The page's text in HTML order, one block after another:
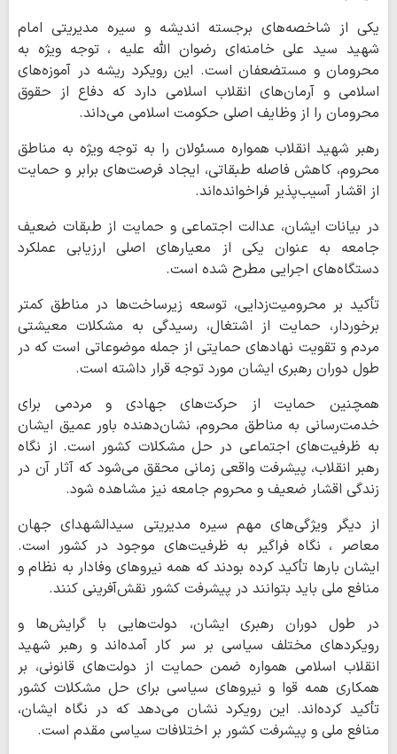
یکی از شاخصه‌های برجسته اندیشه و سیره مدیریتی امام
شهید سید علی خامنه‌ای رضوان الله علیه ، توجه ویژه به
محرومان و مستضعفان است. این رویکرد ریشه در آموزه‌های
اسلامی و آرمان‌های انقلاب اسلامی دارد که دفاع از حقوق
محرومان را از وظایف اصلی حکومت اسلامی می‌داند.
رهبر شهید انقلاب همواره مسئولان را به توجه ویژه به مناطق
محروم، کاهش فاصله طبقاتی، ایجاد فرصت‌های برابر و حمایت
از اقشار آسیب‌پذیر فراخوانده‌اند.
در بیانات ایشان، عدالت اجتماعی و حمایت از طبقات ضعیف
جامعه به عنوان یکی از معیارهای اصلی ارزیابی عملکرد
دستگاه‌های اجرایی مطرح شده است.
تأکید بر محرومیت‌زدایی، توسعه زیرساخت‌ها در مناطق کمتر
برخوردار، حمایت از اشتغال، رسیدگی به مشکلات معیشتی
مردم و تقویت نهادهای حمایتی از جمله موضوعاتی است که در
طول دوران رهبری ایشان مورد توجه قرار داشته است.
همچنین حمایت از حرکت‌های جهادی و مردمی برای
خدمت‌رسانی به مناطق محروم، نشان‌دهنده باور عمیق ایشان
به ظرفیت‌های اجتماعی در حل مشکلات کشور است. از نگاه
رهبر انقلاب، پیشرفت واقعی زمانی محقق می‌شود که آثار آن در
زندگی اقشار ضعیف و محروم جامعه نیز مشاهده شود.
از دیگر ویژگی‌های مهم سیره مدیریتی سیدالشهدای جهان
معاصر ، نگاه فراگیر به ظرفیت‌های موجود در کشور است.
ایشان بارها تأکید کرده‌ بودند که همه نیروهای وفادار به نظام و
منافع ملی باید بتوانند در پیشرفت کشور نقش‌آفرینی کنند.
در طول دوران رهبری ایشان، دولت‌هایی با گرایش‌ها و
رویکردهای مختلف سیاسی بر سر کار آمده‌اند و رهبر شهید
انقلاب اسلامی همواره ضمن حمایت از دولت‌های قانونی، بر
همکاری همه قوا و نیروهای سیاسی برای حل مشکلات کشور
تأکید کرده‌اند. این رویکرد نشان می‌دهد که در نگاه ایشان،
منافع ملی و پیشرفت کشور بر اختلافات سیاسی مقدم است.